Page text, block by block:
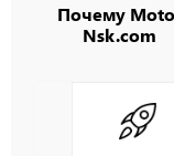
Почему
Nsk.com